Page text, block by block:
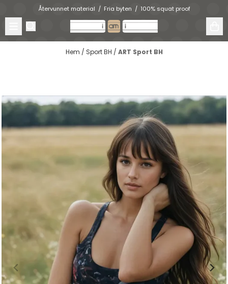
Hoppa till innehållÅtervunnet material / Fria byten / 100% squat proof
Hem / Sport BH / ART Sport BH